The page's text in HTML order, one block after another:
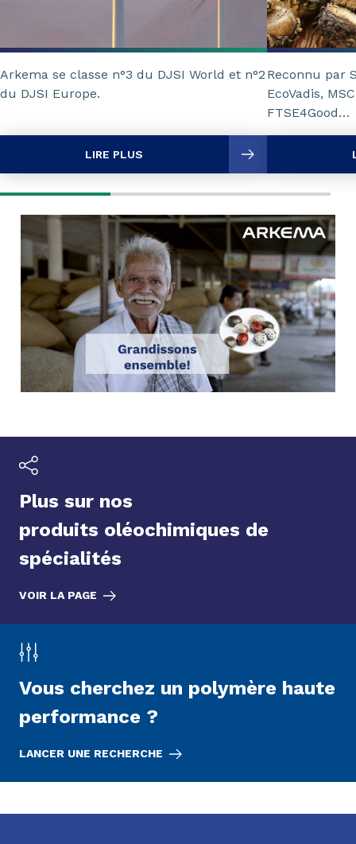
Arkema se classe n°3 du DJSI World et n°2
du DJSI Europe.
LIRE PLUS
Reconnu par
EcoVadis,
FTSE4Good…
Plus sur nos
produits oléochimiques de
spécialités
VOIR LA PAGE
Vous cherchez un polymère haute
performance ?
LANCER UNE RECHERCHE